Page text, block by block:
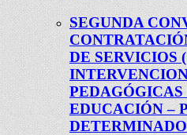
SEGUNDA
DE SERVICIOS
EDUCACIÓN –